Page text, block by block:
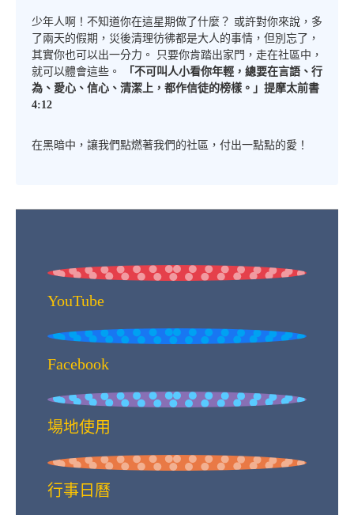
少年人啊！不知道你在這星期做了什麼？ 或許對你來說，多
了兩天的假期，災後清理彷彿都是大人的事情，但別忘了，
其實你也可以出一分力。 只要你肯踏出家門，走在社區中，
就可以體會這些。
「不可叫人小看你年輕，總要在言語、行
為、愛心、信心、清潔上，都作信徒的榜樣。」提摩太前書
4:12
在黑暗中，讓我們點燃著我們的社區，付出一點點的愛！
YouTube
Facebook
場地使用
行事日曆